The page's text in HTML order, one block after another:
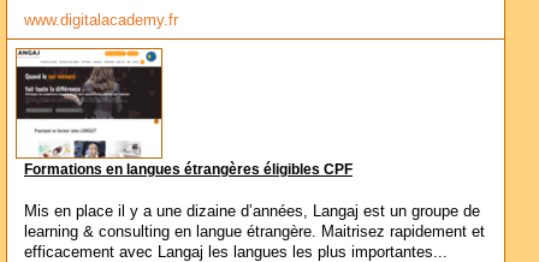
www.digitalacademy.fr
Formations en langues étrangères éligibles CPF
Mis en place il y a une dizaine d’années, Langaj est un groupe de
learning & consulting en langue étrangère. Maitrisez rapidement et
efficacement avec Langaj les langues les plus importantes...